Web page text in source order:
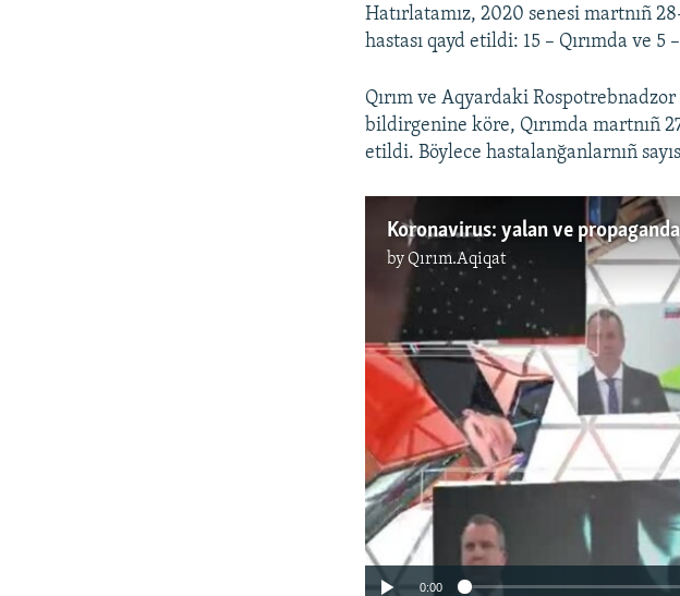
Hatırlatamız, 2020 senesi martnıñ
hastası qayd etildi: 15 – Qırımda ve 5
Qırım ve Aqyardaki
bildirgenine köre, Qırımda martnıñ
etildi. Böylece hastalanğanlarnıñ
Koronavirus: yalan ve
byQırım.Aqiqat
No media
0:00